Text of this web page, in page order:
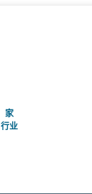
家(当前的)
行业